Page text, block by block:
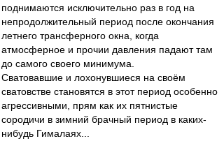
поднимаются исключительно раз в год на
непродолжительный период после окончания
летнего трансферного окна, когда
атмосферное и прочии давления падают там
до самого своего минимума.
Сватовавшие и лохонувшиеся на своём
сватовстве становятся в этот период особенно
агрессивными, прям как их пятнистые
сородичи в зимний брачный период в каких-
нибудь Гималаях...